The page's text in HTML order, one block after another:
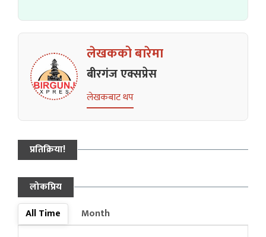
लेखकको बारेमा
बीरगंज एक्सप्रेस
लेखकबाट थप
प्रतिक्रिया!
लोकप्रिय
All Time
Month